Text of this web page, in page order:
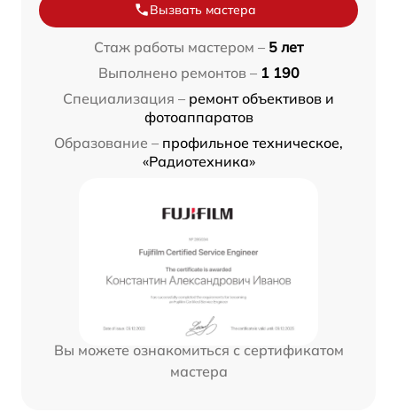
Вызвать мастера
Стаж работы мастером – 5 лет
Выполнено ремонтов – 1 190
Специализация – ремонт объективов и
фотоаппаратов
Образование – профильное техническое,
«Радиотехника»
Вы можете ознакомиться с сертификатом
мастера